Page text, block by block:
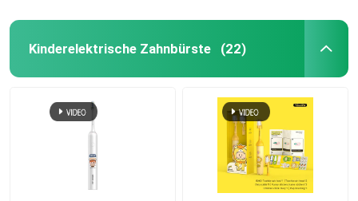
Kinderelektrische Zahnbürste (22)